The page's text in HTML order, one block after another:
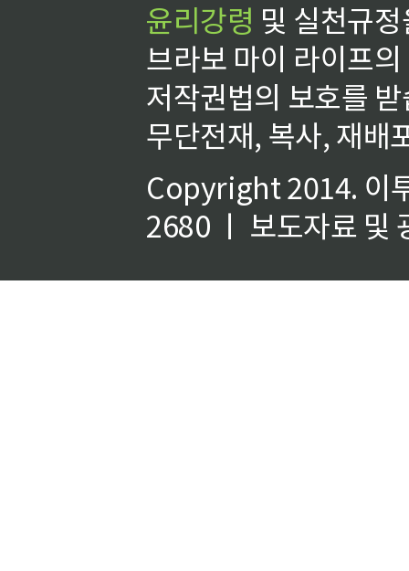
윤리강령 및 실천규
브라보 마이 라이프
저작권법의 보호를
무단전재, 복사, 재배
Copyright 2014. 이
2680 ㅣ 보도자료